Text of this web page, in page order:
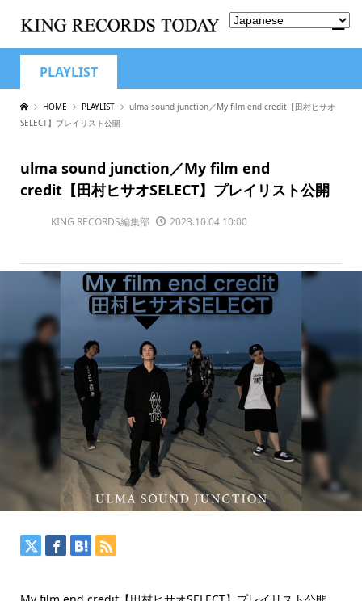
PLAYLIST
HOME PLAYLIST
ulma sound junction／My film end credit【田村ヒサオ
SELECT】プレイリスト公開
ulma sound junction／My film end
credit【田村ヒサオSELECT】プレイリスト公開
KING RECORDS編集部 2023.10.04 10:00